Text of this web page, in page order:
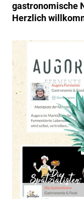
gastronomische
Herzlich